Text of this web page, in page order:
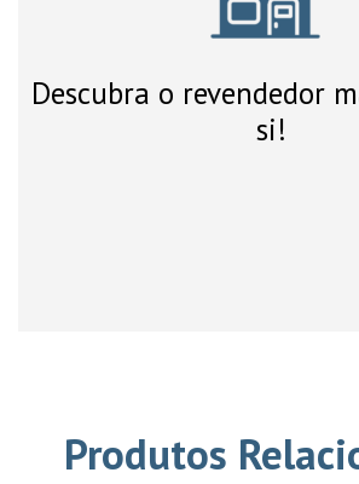
Descubra o revendedor
si!
Produtos